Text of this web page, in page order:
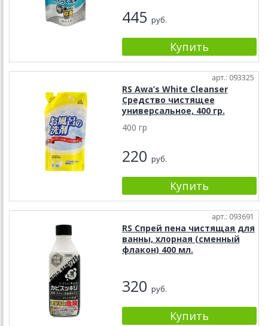
445 руб.
арт.: 093325
RS Awa’s White Cleanser
Средство чистящее
универсальное, 400 гр.
400 гр
220 руб.
арт.: 093691
RS Спрей пена чистящая для
ванны, хлорная (сменный
флакон) 400 мл.
320 руб.